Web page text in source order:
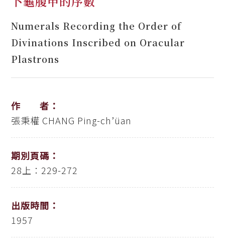
Numerals Recording the Order of
Divinations Inscribed on Oracular
Plastrons
作 者：
張秉權 CHANG Ping-ch’üan
期別頁碼：
28上：229-272
出版時間：
1957